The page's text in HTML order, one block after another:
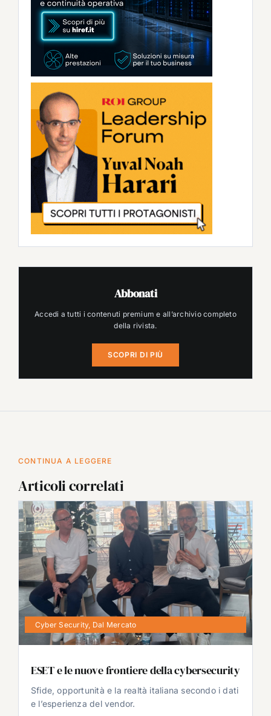
Abbonati
Accedi a tutti i contenuti premium e all’archivio completo
della rivista.
SCOPRI DI PIÙ
CONTINUA A LEGGERE
Articoli correlati
Cyber Security, Dal Mercato
ESET e le nuove frontiere della cybersecurity
Sfide, opportunità e la realtà italiana secondo i dati
e l’esperienza del vendor.